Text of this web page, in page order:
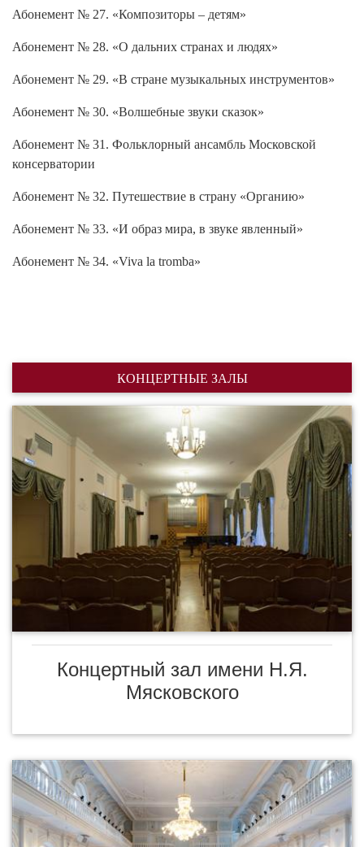
Абонемент № 27. «Композиторы – детям»
Абонемент № 28. «О дальних странах и людях»
Абонемент № 29. «В стране музыкальных инструментов»
Абонемент № 30. «Волшебные звуки сказок»
Абонемент № 31. Фольклорный ансамбль Московской
консерватории
Абонемент № 32. Путешествие в страну «Органию»
Абонемент № 33. «И образ мира, в звуке явленный»
Абонемент № 34. «Viva la tromba»
КОНЦЕРТНЫЕ ЗАЛЫ
Концертный зал имени Н.Я.
Мясковского